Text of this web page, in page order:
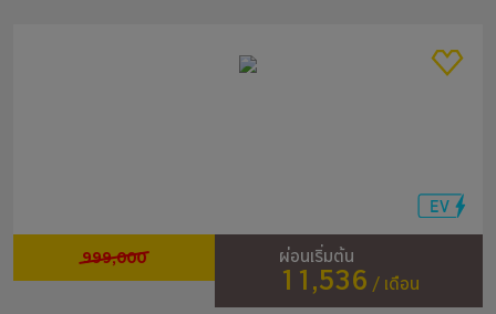
999,000 ผ่อนเริ่มต้น
11,536 / เดือน